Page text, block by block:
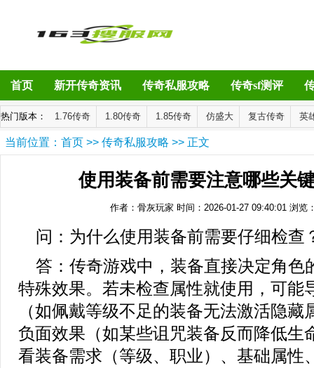
首页 新开传奇资讯 传奇私服攻略 传奇sf测评
热门版本： 1.76传奇 1.80传奇 1.85传奇 仿盛大 复古传奇 英
当前位置： 首页 >> 传奇私服攻略 >> 正文
使用装备前需要注意哪些关
作者：骨灰玩家 时间：2026-01-27 09:40:01 浏览
问：为什么使用装备前需要仔细检查
答：传奇游戏中，装备直接决定角色
特殊效果。若未检查属性就使用，可能
（如佩戴等级不足的装备无法激活隐藏
负面效果（如某些诅咒装备反而降低生
看装备需求（等级、职业）、基础属性